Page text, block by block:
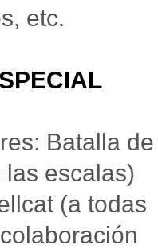
etc.
Batalla de
escalas)
(a todas